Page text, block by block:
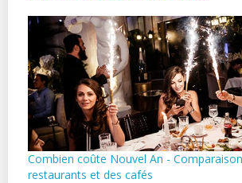
Combien coûte Nouvel An -
restaurants et des cafés